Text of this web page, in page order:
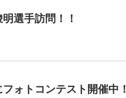
選手訪問！！
ォトコンテスト開催中！